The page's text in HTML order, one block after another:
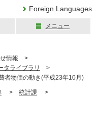
Foreign Languages
メニュー
情報 >
タライブラリ
>
者物価の動き(平成23年10月)
> 統計課 >